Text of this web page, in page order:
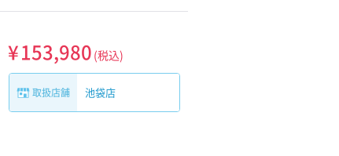
¥153,980 (税込)
取扱店舗 池袋店